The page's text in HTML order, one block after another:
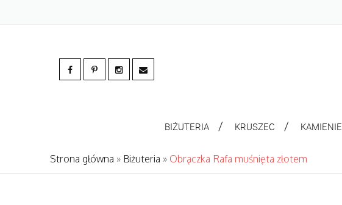
BIŻUTERIA KRUSZEC KAMIENIE
Strona główna » Biżuteria » Obrączka Rafa muśnięta złotem